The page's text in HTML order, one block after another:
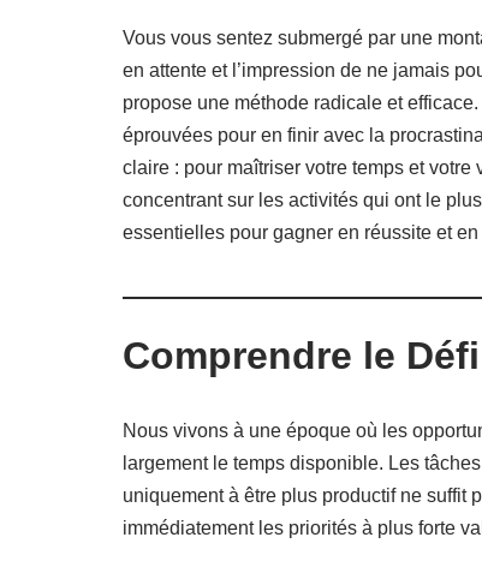
Vous vous sentez submergé par une
en attente et l’impression de ne jamais
propose une méthode radicale et
éprouvées pour en finir avec la
claire : pour maîtriser votre temps et
concentrant sur les activités qui ont le
essentielles pour gagner en réussite et en
Comprendre le
Nous vivons à une époque où les
largement le temps disponible. Les
uniquement à être plus productif ne suffit
immédiatement les priorités à plus forte